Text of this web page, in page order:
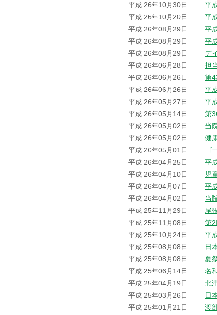
平成 26年10月30日
平
平成 26年10月20日
平
平成 26年08月29日
平
平成 26年08月29日
平
平成 26年08月29日
デ
平成 26年06月28日
担
平成 26年06月26日
第
平成 26年06月26日
平
平成 26年05月27日
平
平成 26年05月14日
第
平成 26年05月02日
当
平成 26年05月02日
健
平成 26年05月01日
ゴ
平成 26年04月25日
平
平成 26年04月10日
児
平成 26年04月07日
平
平成 26年04月02日
当
平成 25年11月29日
尾
平成 25年11月08日
第2
平成 25年10月24日
平
平成 25年08月08日
日
平成 25年08月08日
夏
平成 25年06月14日
名
平成 25年04月19日
北
平成 25年03月26日
日
平成 25年01月21日
渡